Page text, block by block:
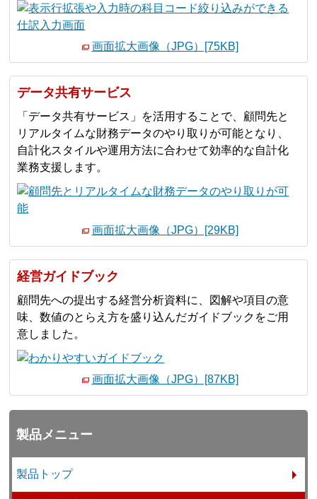
画面拡大画像（JPG）[75KB]
データ共有サービス
「データ共有サービス」を活用することで、顧問先と
リアルタイムな財務データのやり取りが可能となり、
自計化スタイルや運用方法に合わせて効率的な自計化
業務支援します。
画面拡大画像（JPG）[29KB]
経営ガイドブック
顧問先への提出する経営分析資料に、図解や項目の意
味、数値のとらえ方を盛り込んだガイドブックをご用
意しました。
画面拡大画像（JPG）[87KB]
製品メニュー
製品トップ